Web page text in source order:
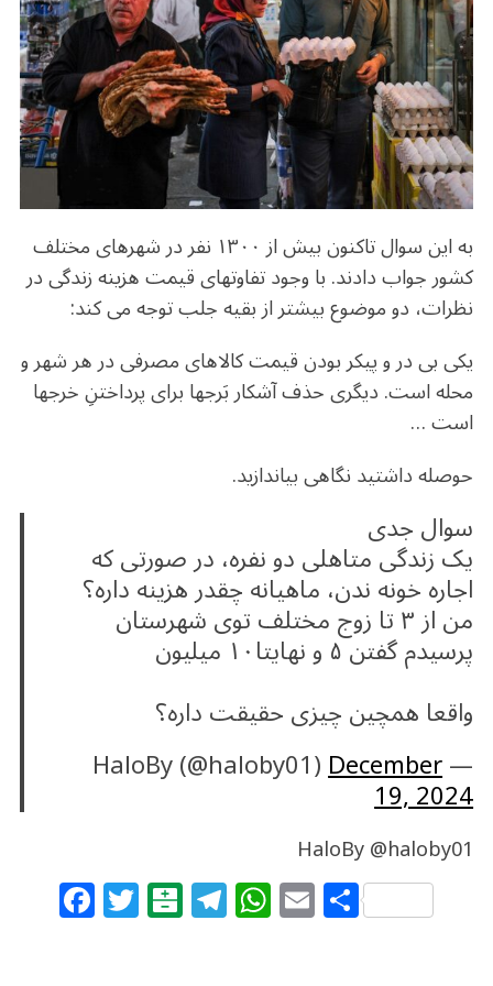
o
o
k
m p
p
به این سوال تاکنون بیش از ۱۳۰۰ نفر در شهرهای مختلف
کشور جواب دادند. با وجود تفاوتهای قیمت هزینه زندگی در
نظرات، دو موضوع بیشتر از بقیه جلب توجه می کند:
یکی بی در و پیکر بودن قیمت کالاهای مصرفی در هر شهر و
محله است. دیگری حذف آشکار بَرجها برای پرداختنِ خرجها
است …
حوصله داشتید نگاهی بیاندازید.
سوال‌ جدی
یک زندگی متاهلی دو نفره، در صورتی که
اجاره خونه ندن، ماهیانه چقدر هزینه داره؟
من از ۳ تا زوج مختلف توی شهرستان
پرسیدم گفتن ۵ و نهایتا۱۰ میلیون
واقعا همچین چیزی حقیقت داره؟
— HaloBy (@haloby01)
December
19, 2024
HaloBy @haloby01
F
a T
w B
al T
el W
h E
m S
h